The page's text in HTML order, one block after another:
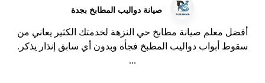
صيانة دواليب المطابخ بجدة
أفضل معلم صيانة مطابخ حي النزهة لخدمتك الكثير يعاني من
سقوط أبواب دواليب المطبخ فجأة وبدون أي سابق إنذار يذكر.
...